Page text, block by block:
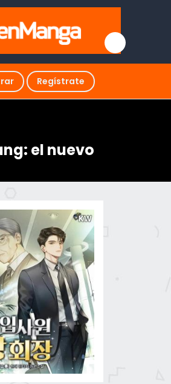
Regístrate
el nuevo